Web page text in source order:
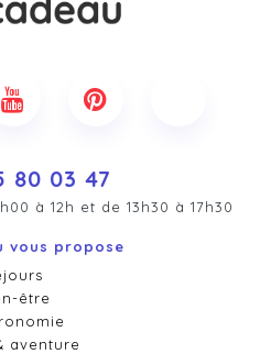
80 03 47
à 12h et de 13h30 à 17h30
vous propose
être
aventure